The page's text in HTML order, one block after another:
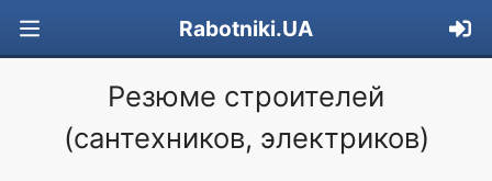
Rabotniki.UA
Резюме строителей
(сантехников, электриков)